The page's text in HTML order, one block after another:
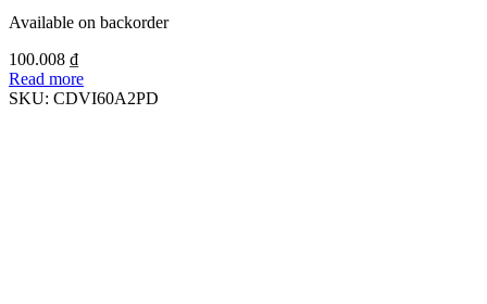
Available on backorder
100.008 ₫
Read more
SKU: CDVI60A2PD